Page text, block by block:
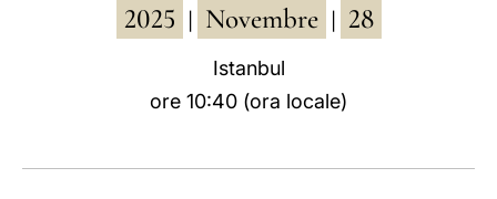
中文
2025 Novembre 28
Istanbul
ore 10:40 (ora locale)